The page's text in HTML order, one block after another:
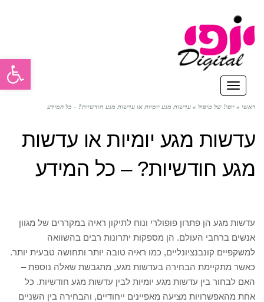
תפריט
ראשי » יופי! של טיפול » עדשות מגע יומיות או עדשות מגע חודשיות? – כל המידע
עדשות מגע יומיות או עדשות
מגע חודשיות? – כל המידע
עדשות מגע הן פתרון פופולרי ונוח לתיקון ראיה במקררים של מגוון
אנשים ברחבי העולם. הן מספקות יתרונות רבים בהשוואה
למשקפיים קונבנציונליים, כמו ראיה טובה יותר ותחושה טבעית יותר.
כאשר מתקיימת הבחירה בעדשות מגע, מתגבשת שאלה נוספת –
האם לבחור בין עדשות מגע יומיות לבין עדשות מגע חודשיות. כל
אחת מהאפשרויות מציעה מאפיינים ייחודיים, והבחירה בין השניים
פתח